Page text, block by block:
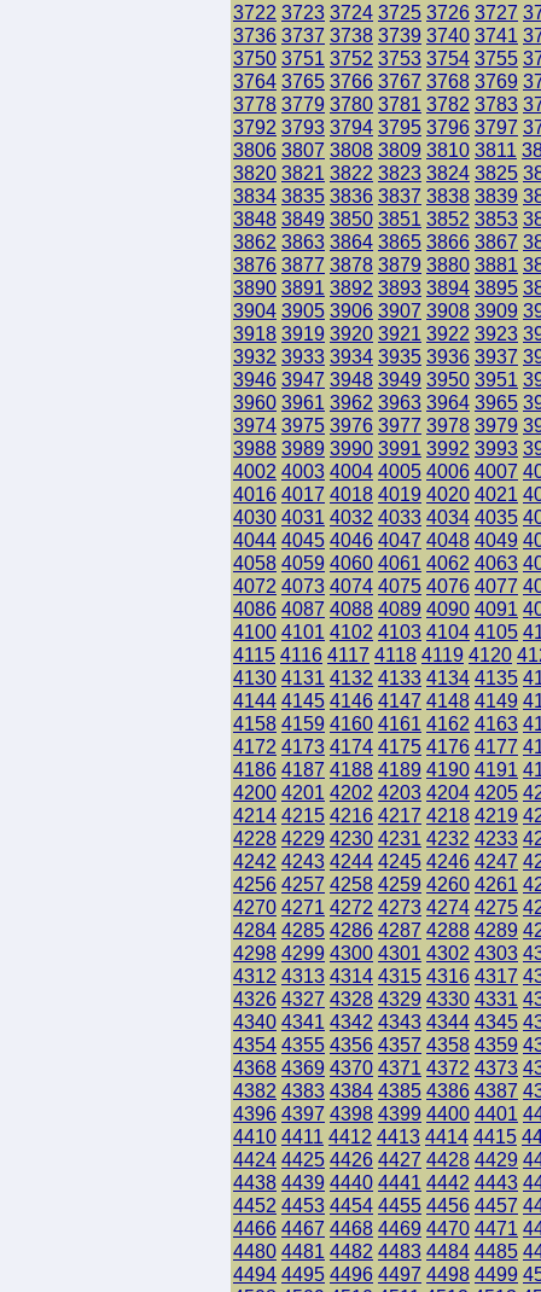
3722 3723 3724 3725 3726 3727
3736 3737 3738 3739 3740 3741
3750 3751 3752 3753 3754 3755
3764 3765 3766 3767 3768 3769
3778 3779 3780 3781 3782 3783
3792 3793 3794 3795 3796 3797
3806 3807 3808 3809 3810 3811
3820 3821 3822 3823 3824 3825
3834 3835 3836 3837 3838 3839
3848 3849 3850 3851 3852 3853
3862 3863 3864 3865 3866 3867
3876 3877 3878 3879 3880 3881
3890 3891 3892 3893 3894 3895
3904 3905 3906 3907 3908 3909
3918 3919 3920 3921 3922 3923
3932 3933 3934 3935 3936 3937
3946 3947 3948 3949 3950 3951
3960 3961 3962 3963 3964 3965
3974 3975 3976 3977 3978 3979
3988 3989 3990 3991 3992 3993
4002 4003 4004 4005 4006 4007
4016 4017 4018 4019 4020 4021
4030 4031 4032 4033 4034 4035
4044 4045 4046 4047 4048 4049
4058 4059 4060 4061 4062 4063
4072 4073 4074 4075 4076 4077
4086 4087 4088 4089 4090 4091
4100 4101 4102 4103 4104 4105
4115 4116 4117 4118 4119 4120
4130 4131 4132 4133 4134 4135
4144 4145 4146 4147 4148 4149
4158 4159 4160 4161 4162 4163
4172 4173 4174 4175 4176 4177
4186 4187 4188 4189 4190 4191
4200 4201 4202 4203 4204 4205
4214 4215 4216 4217 4218 4219
4228 4229 4230 4231 4232 4233
4242 4243 4244 4245 4246 4247
4256 4257 4258 4259 4260 4261
4270 4271 4272 4273 4274 4275
4284 4285 4286 4287 4288 4289
4298 4299 4300 4301 4302 4303
4312 4313 4314 4315 4316 4317
4326 4327 4328 4329 4330 4331
4340 4341 4342 4343 4344 4345
4354 4355 4356 4357 4358 4359
4368 4369 4370 4371 4372 4373
4382 4383 4384 4385 4386 4387
4396 4397 4398 4399 4400 4401
4410 4411 4412 4413 4414 4415
4424 4425 4426 4427 4428 4429
4438 4439 4440 4441 4442 4443
4452 4453 4454 4455 4456 4457
4466 4467 4468 4469 4470 4471
4480 4481 4482 4483 4484 4485
4494 4495 4496 4497 4498 4499